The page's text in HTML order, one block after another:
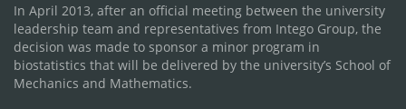
In April 2013, after an official meeting between the university
leadership team and representatives from Intego Group, the
decision was made to sponsor a minor program in
biostatistics that will be delivered by the university’s School of
Mechanics and Mathematics.